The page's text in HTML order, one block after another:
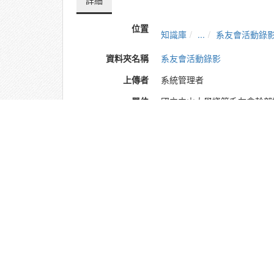
位置 知識庫 ...
系友會活動錄
資料夾名稱
系友會活動錄影
上傳者
系統管理者
單位
國立中山大學資管系友會幹